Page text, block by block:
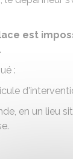
est
:
en un lieu